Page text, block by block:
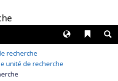
Liens
Langues
recherche
unité de recherche